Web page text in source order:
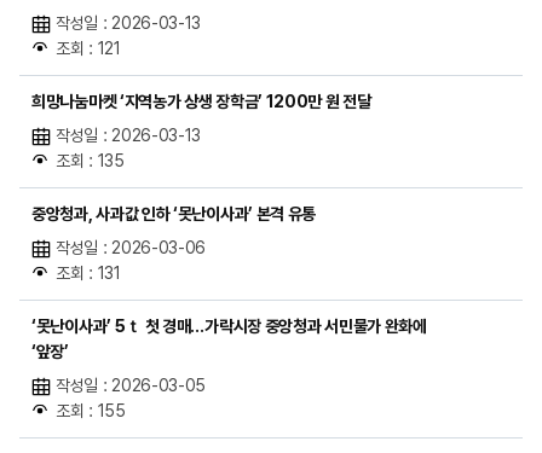
작성일 : 2026-03-13
조회 : 121
희망나눔마켓 ‘지역농가 상생 장학금’ 1200만 원 전달
작성일 : 2026-03-13
조회 : 135
중앙청과, 사과값 인하 ‘못난이사과’ 본격 유통
작성일 : 2026-03-06
조회 : 131
‘못난이사과’ 5ｔ 첫 경매…가락시장 중앙청과 서민물가 완화에
‘앞장’
작성일 : 2026-03-05
조회 : 155